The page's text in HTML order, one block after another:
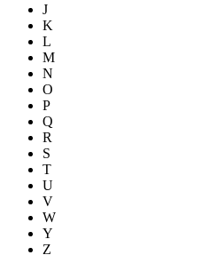
J
K
L
M
N
O
P
Q
R
S
T
U
V
W
Y
Z